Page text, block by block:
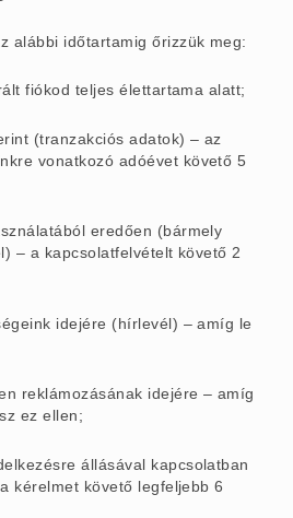
alábbi időtartamig őrizzük meg:
fiókod teljes élettartama alatt;
(tranzakciós adatok) – az
vonatkozó adóévet követő 5
eredően (bármely
– a kapcsolatfelvételt követő 2
idejére (hírlevél) – amíg le
reklámozásának idejére – amíg
ez ellen;
állásával kapcsolatban
kérelmet követő legfeljebb 6